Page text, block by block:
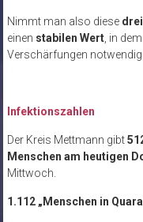
Nimmt man also diese
einen stabilen Wert, in
Verschärfungen notwendig
Infektionszahlen
Der Kreis Mettmann gibt
Menschen am heutigen
Mittwoch.
1.112 „Menschen in